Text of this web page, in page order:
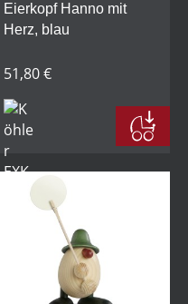
Eierkopf Hanno mit
Herz, blau
51,80 €